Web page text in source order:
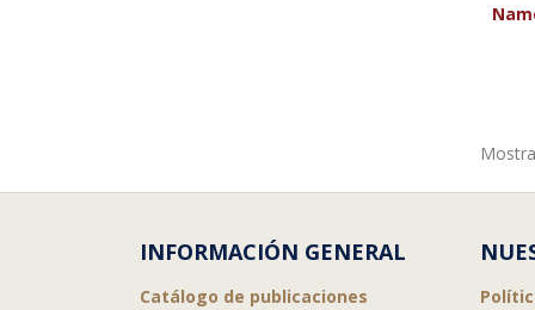
INFORMACIÓN GENERAL
Catálogo de publicaciones